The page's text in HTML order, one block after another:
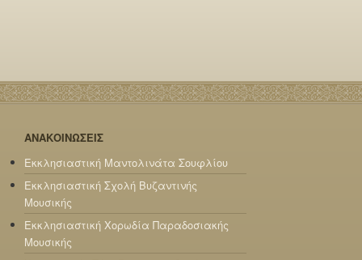
ΑΝΑΚΟΙΝΩΣΕΙΣ
Εκκλησιαστική Μαντολινάτα Σουφλίου
Εκκλησιαστική Σχολή Βυζαντινής
Μουσικής
Εκκλησιαστική Χορωδία Παραδοσιακής
Μουσικής